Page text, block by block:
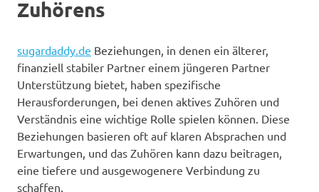
Zuhörens
sugardaddy.de Beziehungen, in denen ein älterer,
finanziell stabiler Partner einem jüngeren Partner
Unterstützung bietet, haben spezifische
Herausforderungen, bei denen aktives Zuhören und
Verständnis eine wichtige Rolle spielen können. Diese
Beziehungen basieren oft auf klaren Absprachen und
Erwartungen, und das Zuhören kann dazu beitragen,
eine tiefere und ausgewogenere Verbindung zu
schaffen.